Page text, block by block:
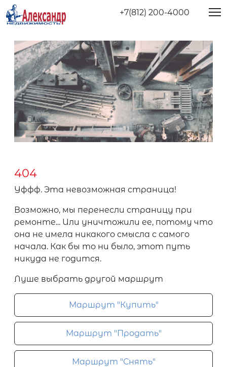
+7(812) 200-4000
404
Уффф. Эта невозможная страница!
Возможно, мы перенесли страницу при
ремонте... Или уничтожили ее, потому что
она не имела никакого смысла с самого
начала. Как бы то ни было, этот путь
никуда не годится.
Луше выбрать другой маршрут
Маршрут "Купить"
Маршрут "Продать"
Маршрут "Снять"